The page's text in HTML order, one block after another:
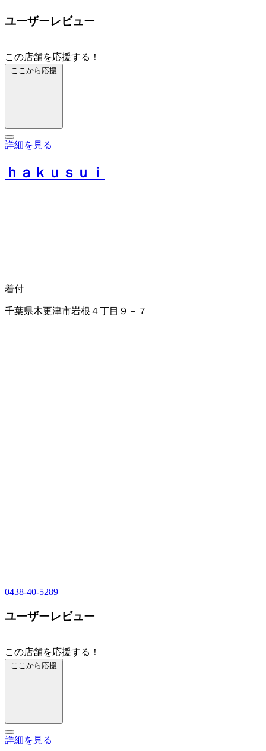
ユーザーレビュー
この店舗を応援する！
ここから応援
詳細を見る
ｈａｋｕｓｕｉ
着付
千葉県木更津市岩根４丁目９－７
0438-40-5289
ユーザーレビュー
この店舗を応援する！
ここから応援
詳細を見る